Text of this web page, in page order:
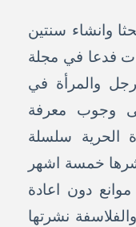
وانشاء سنتين
فدعا في مجلة
والمرأة في
وجوب معرفة
الحرية سلسلة
خمسة اشهر
دون اعادة
نشرتها